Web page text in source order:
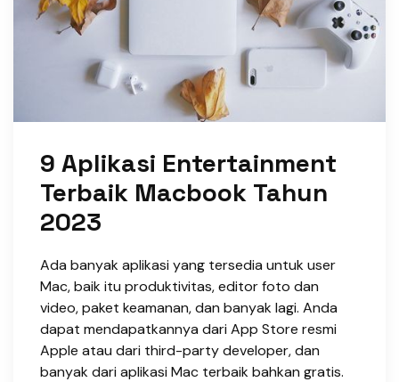
9 Aplikasi Entertainment
Terbaik Macbook Tahun
2023
Ada banyak aplikasi yang tersedia untuk user
Mac, baik itu produktivitas, editor foto dan
video, paket keamanan, dan banyak lagi. Anda
dapat mendapatkannya dari App Store resmi
Apple atau dari third-party developer, dan
banyak dari aplikasi Mac terbaik bahkan gratis.